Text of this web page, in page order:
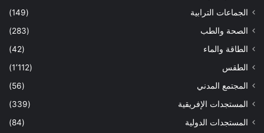
الجماعات الترابية
(149)
الصحة والطب
(283)
الطاقة والماء
(42)
الطقس
(1٬112)
المجتمع المدني
(56)
المستجدات الإفريقية
(339)
المستجدات الدولية
(84)